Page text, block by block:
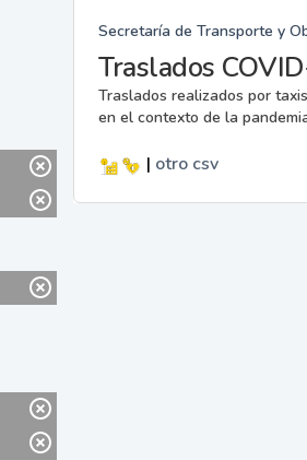
Secretaría de Transporte y
Traslados
Traslados realizados por
en el contexto de la
| otro csv